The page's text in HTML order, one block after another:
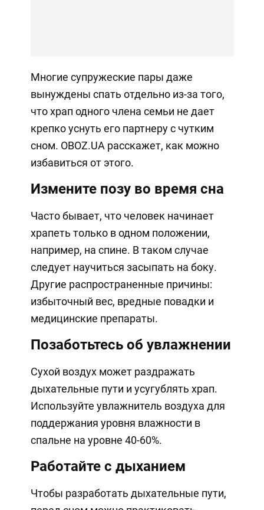
Многие супружеские пары даже
вынуждены спать отдельно из-за того,
что храп одного члена семьи не дает
крепко уснуть его партнеру с чутким
сном. OBOZ.UA расскажет, как можно
избавиться от этого.
Измените позу во время сна
Часто бывает, что человек начинает
храпеть только в одном положении,
например, на спине. В таком случае
следует научиться засыпать на боку.
Другие распространенные причины:
избыточный вес, вредные повадки и
медицинские препараты.
Позаботьтесь об увлажнении
Сухой воздух может раздражать
дыхательные пути и усугублять храп.
Используйте увлажнитель воздуха для
поддержания уровня влажности в
спальне на уровне 40-60%.
Работайте с дыханием
Чтобы разработать дыхательные пути,